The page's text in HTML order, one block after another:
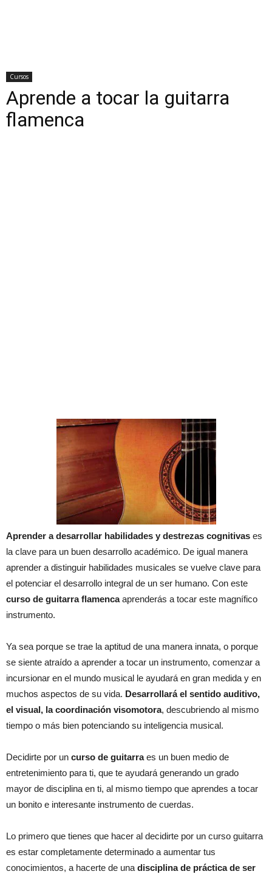
Cursos
Aprende a tocar la guitarra
flamenca
Aprender a desarrollar habilidades y destrezas cognitivas es
la clave para un buen desarrollo académico. De igual manera
aprender a distinguir habilidades musicales se vuelve clave para
el potenciar el desarrollo integral de un ser humano. Con este
curso de guitarra flamencaaprenderás a tocar este magnífico
instrumento.
Ya sea porque se trae la aptitud de una manera innata, o porque
se siente atraído a aprender a tocar un instrumento, comenzar a
incursionar en el mundo musical le ayudará en gran medida y en
muchos aspectos de su vida. Desarrollará el sentido auditivo,
el visual, la coordinación visomotora, descubriendo al mismo
tiempo o más bien potenciando su inteligencia musical.
Decidirte por un curso de guitarraes un buen medio de
entretenimiento para ti, que te ayudará generando un grado
mayor de disciplina en ti, al mismo tiempo que aprendes a tocar
un bonito e interesante instrumento de cuerdas.
Lo primero que tienes que hacer al decidirte por un curso guitarra
es estar completamente determinado a aumentar tus
conocimientos, a hacerte de una disciplina de práctica de ser